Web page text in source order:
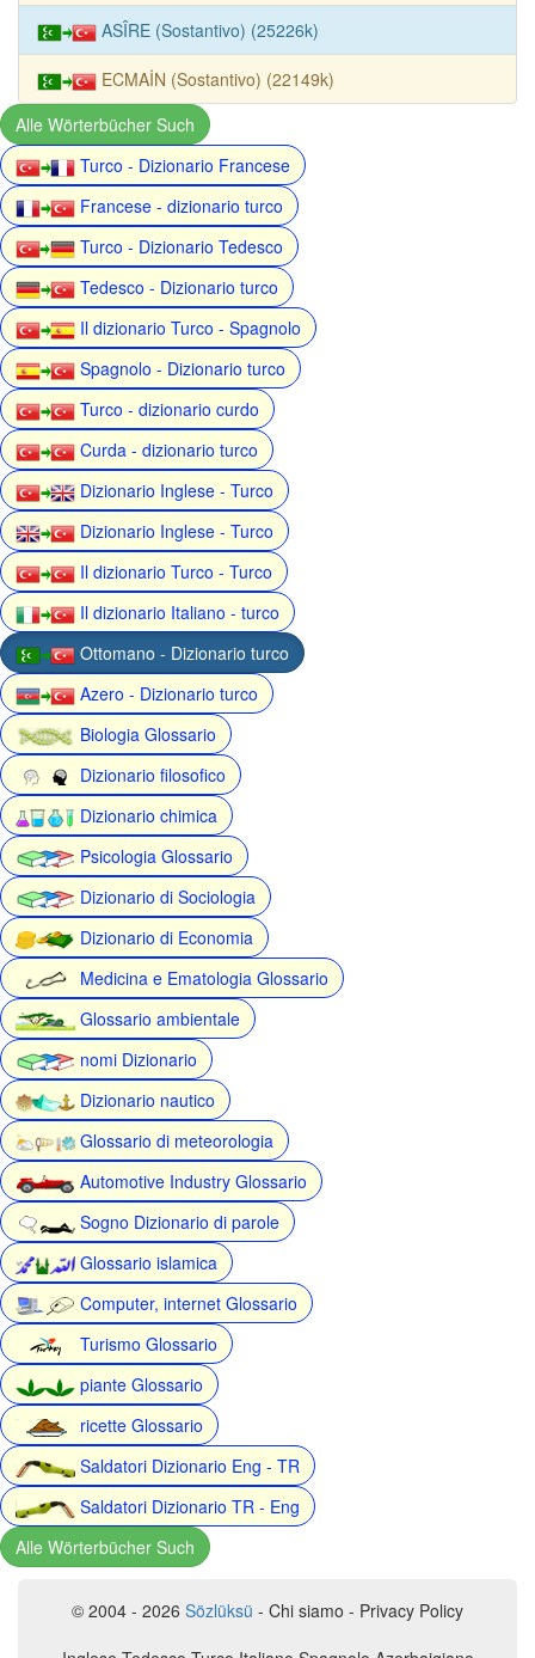
ASÎRE (Sostantivo) (25226k)
ECMAİN (Sostantivo) (22149k)
Alle Wörterbücher Such
Turco - Dizionario Francese
Francese - dizionario turco
Turco - Dizionario Tedesco
Tedesco - Dizionario turco
Il dizionario Turco - Spagnolo
Spagnolo - Dizionario turco
Turco - dizionario curdo
Curda - dizionario turco
Dizionario Inglese - Turco
Dizionario Inglese - Turco
Il dizionario Turco - Turco
Il dizionario Italiano - turco
Ottomano - Dizionario turco
Azero - Dizionario turco
Biologia Glossario
Dizionario filosofico
Dizionario chimica
Psicologia Glossario
Dizionario di Sociologia
Dizionario di Economia
Medicina e Ematologia Glossario
Glossario ambientale
nomi Dizionario
Dizionario nautico
Glossario di meteorologia
Automotive Industry Glossario
Sogno Dizionario di parole
Glossario islamica
Computer, internet Glossario
Turismo Glossario
piante Glossario
ricette Glossario
Saldatori Dizionario Eng - TR
Saldatori Dizionario TR - Eng
Alle Wörterbücher Such
© 2004 - 2026 Sözlüksü - Chi siamo - Privacy Policy